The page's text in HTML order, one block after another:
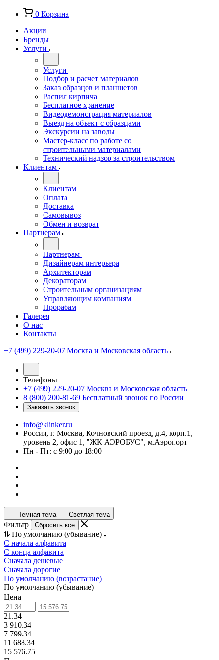
0 Корзина
Акции
Бренды
Услуги
Услуги
Подбор и расчет материалов
Заказ образцов и планшетов
Распил кирпича
Бесплатное хранение
Видеодемонстрация материалов
Выезд на объект с образцами
Экскурсии на заводы
Мастер-класс по работе со
строительными материалами
Технический надзор за строительством
Клиентам
Клиентам
Оплата
Доставка
Самовывоз
Обмен и возврат
Партнерам
Партнерам
Дизайнерам интерьера
Архитекторам
Декораторам
Строительным организациям
Управляющим компаниям
Прорабам
Галерея
О нас
Контакты
+7 (499) 229-20-07 Москва и Московская область
Телефоны
+7 (499) 229-20-07 Москва и Московская область
8 (800) 200-81-69 Бесплатный звонок по России
Заказать звонок
info@klinker.ru
Россия, г. Москва, Кочновский проезд, д.4, корп.1,
уровень 2, офис 1, "ЖК АЭРОБУС", м.Аэропорт
Пн - Пт: с 9:00 до 18:00
Темная тема Светлая тема
Фильтр Сбросить все
По умолчанию (убывание)
С начала алфавита
С конца алфавита
Сначала дешевые
Сначала дорогие
По умолчанию (возрастание)
По умолчанию (убывание)
Цена
21.34
3 910.34
7 799.34
11 688.34
15 576.75